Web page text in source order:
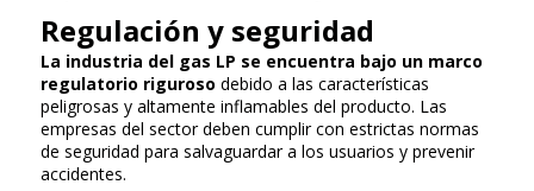
Regulación y seguridad
La industria del gas LP se encuentra bajo un marco
regulatorio riguroso debido a las características
peligrosas y altamente inflamables del producto. Las
empresas del sector deben cumplir con estrictas normas
de seguridad para salvaguardar a los usuarios y prevenir
accidentes.